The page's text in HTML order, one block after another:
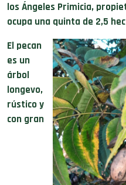
los Ángeles Primicia,
ocupa una quinta de 2,5
El pecan
es un
árbol
longevo,
rústico y
con gran